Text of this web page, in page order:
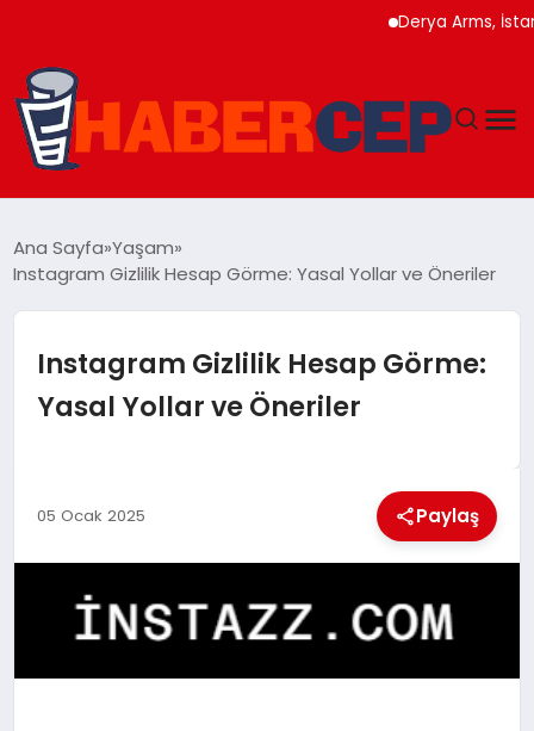
Derya Arms,
GÜNDEM
TEKNOLOJI
EĞITIM
Ana Sayfa Yaşam
Instagram Gizlilik Hesap Görme: Yasal Yollar ve Öneriler
Instagram Gizlilik Hesap Görme:
Yasal Yollar ve Öneriler
05 Ocak 2025 Paylaş